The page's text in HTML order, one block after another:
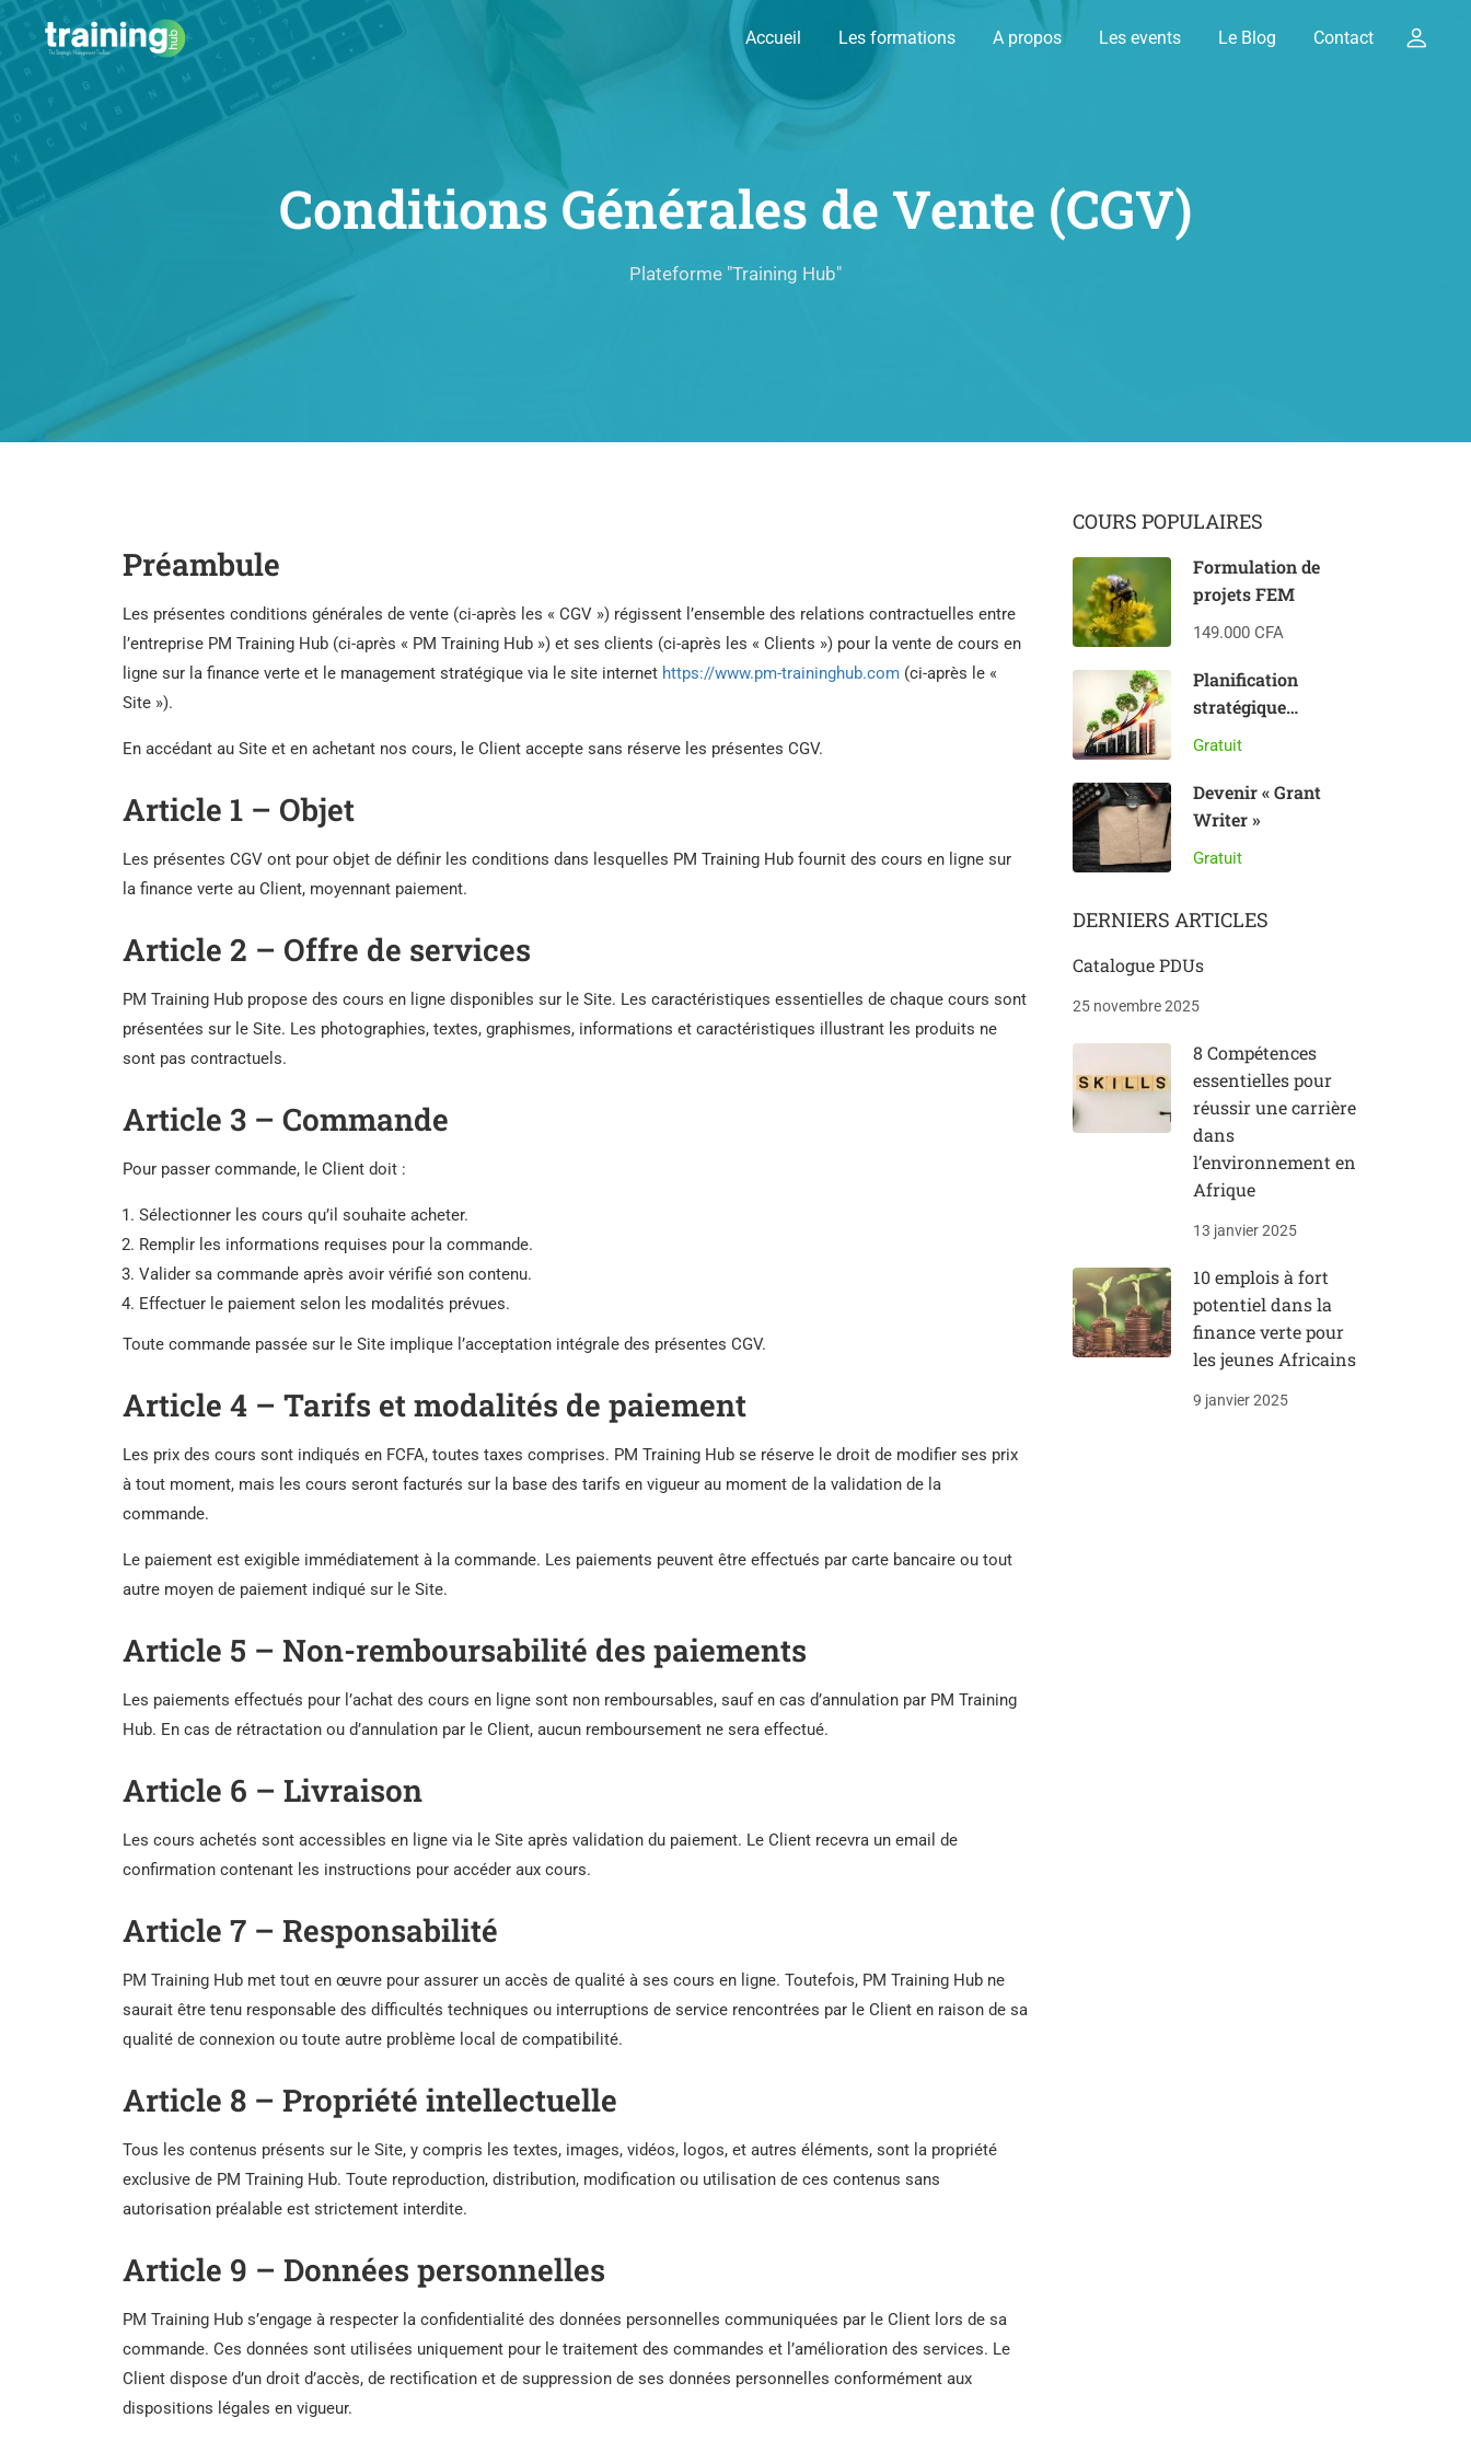
Accueil Les formations A propos Les events Le Blog Contact
Conditions Générales de Vente (CGV)
Plateforme "Training Hub"
Préambule
Les présentes conditions générales de vente (ci-après les « CGV ») régissent l’ensemble des relations contractuelles entre
l’entreprise PM Training Hub (ci-après « PM Training Hub ») et ses clients (ci-après les « Clients ») pour la vente de cours en
ligne sur la finance verte et le management stratégique via le site internet https://www.pm-traininghub.com (ci-après le «
Site »).
En accédant au Site et en achetant nos cours, le Client accepte sans réserve les présentes CGV.
Article 1 – Objet
Les présentes CGV ont pour objet de définir les conditions dans lesquelles PM Training Hub fournit des cours en ligne sur
la finance verte au Client, moyennant paiement.
Article 2 – Offre de services
PM Training Hub propose des cours en ligne disponibles sur le Site. Les caractéristiques essentielles de chaque cours sont
présentées sur le Site. Les photographies, textes, graphismes, informations et caractéristiques illustrant les produits ne
sont pas contractuels.
Article 3 – Commande
Pour passer commande, le Client doit :
Sélectionner les cours qu’il souhaite acheter.
Remplir les informations requises pour la commande.
Valider sa commande après avoir vérifié son contenu.
Effectuer le paiement selon les modalités prévues.
Toute commande passée sur le Site implique l’acceptation intégrale des présentes CGV.
Article 4 – Tarifs et modalités de paiement
Les prix des cours sont indiqués en FCFA, toutes taxes comprises. PM Training Hub se réserve le droit de modifier ses prix
à tout moment, mais les cours seront facturés sur la base des tarifs en vigueur au moment de la validation de la
commande.
Le paiement est exigible immédiatement à la commande. Les paiements peuvent être effectués par carte bancaire ou tout
autre moyen de paiement indiqué sur le Site.
Article 5 – Non-remboursabilité des paiements
Les paiements effectués pour l’achat des cours en ligne sont non remboursables, sauf en cas d’annulation par PM Training
Hub. En cas de rétractation ou d’annulation par le Client, aucun remboursement ne sera effectué.
Article 6 – Livraison
Les cours achetés sont accessibles en ligne via le Site après validation du paiement. Le Client recevra un email de
confirmation contenant les instructions pour accéder aux cours.
Article 7 – Responsabilité
PM Training Hub met tout en œuvre pour assurer un accès de qualité à ses cours en ligne. Toutefois, PM Training Hub ne
saurait être tenu responsable des difficultés techniques ou interruptions de service rencontrées par le Client en raison de sa
qualité de connexion ou toute autre problème local de compatibilité.
Article 8 – Propriété intellectuelle
Tous les contenus présents sur le Site, y compris les textes, images, vidéos, logos, et autres éléments, sont la propriété
exclusive de PM Training Hub. Toute reproduction, distribution, modification ou utilisation de ces contenus sans
autorisation préalable est strictement interdite.
Article 9 – Données personnelles
PM Training Hub s’engage à respecter la confidentialité des données personnelles communiquées par le Client lors de sa
commande. Ces données sont utilisées uniquement pour le traitement des commandes et l’amélioration des services. Le
Client dispose d’un droit d’accès, de rectification et de suppression de ses données personnelles conformément aux
dispositions légales en vigueur.
COURS POPULAIRES
Formulation de
projets FEM
149.000 CFA
Planification
stratégique
environnementale
Gratuit
Devenir « Grant
Writer »
Gratuit
DERNIERS ARTICLES
Catalogue PDUs
25 novembre 2025
8 Compétences
essentielles pour
réussir une carrière
dans
l’environnement en
Afrique
13 janvier 2025
10 emplois à fort
potentiel dans la
finance verte pour
les jeunes Africains
9 janvier 2025